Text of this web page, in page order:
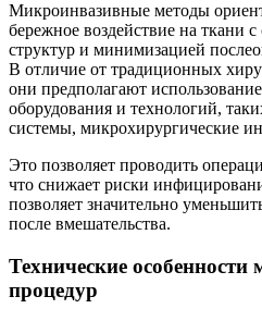
Микроинвазивные методы
бережное воздействие на ткани
структур и минимизацией
В отличие от традиционных
они предполагают
оборудования и технологий,
системы, микрохирургические
Это позволяет проводить
что снижает риски
позволяет значительно
после вмешательства.
Технические
процедур